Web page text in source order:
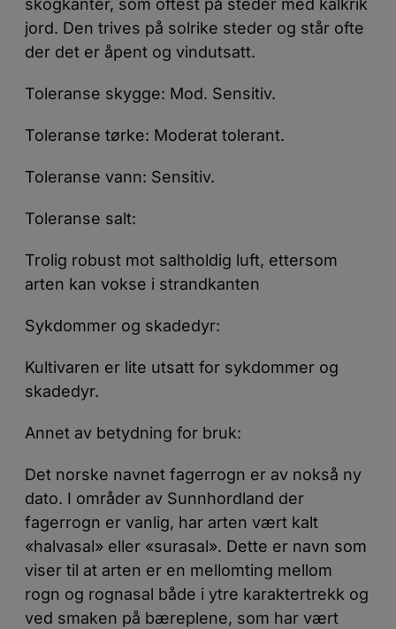
skogkanter, som oftest på steder med kalkrik
jord. Den trives på solrike steder og står ofte
der det er åpent og vindutsatt.
Toleranse skygge: Mod. Sensitiv.
Toleranse tørke: Moderat tolerant.
Toleranse vann: Sensitiv.
Toleranse salt:
Trolig robust mot saltholdig luft, ettersom
arten kan vokse i strandkanten
Sykdommer og skadedyr:
Kultivaren er lite utsatt for sykdommer og
skadedyr.
Annet av betydning for bruk:
Det norske navnet fagerrogn er av nokså ny
dato. I områder av Sunnhordland der
fagerrogn er vanlig, har arten vært kalt
«halvasal» eller «surasal». Dette er navn som
viser til at arten er en mellomting mellom
rogn og rognasal både i ytre karaktertrekk og
ved smaken på bæreplene, som har vært